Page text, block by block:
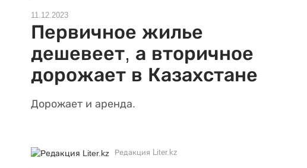
11.12.2023
Первичное жилье
дешевеет, а вторичное
дорожает в Казахстане
Дорожает и аренда.
Редакция Liter.kz